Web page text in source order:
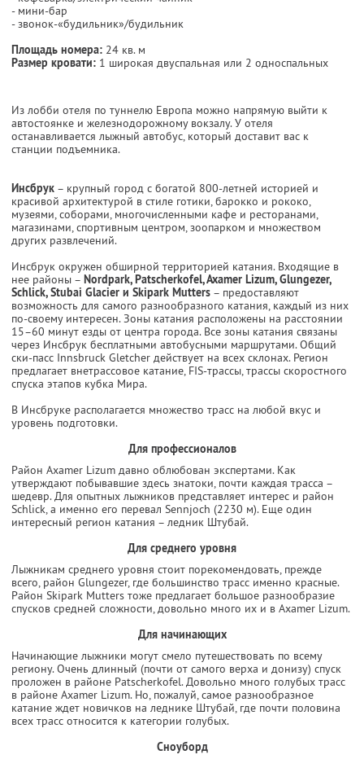
- мини-бар
- звонок-«будильник»/будильник
Площадь номера: 24 кв. м
Размер кровати: 1 широкая двуспальная или 2 односпальных
Из лобби отеля по туннелю Европа можно напрямую выйти к
автостоянке и железнодорожному вокзалу. У отеля
останавливается лыжный автобус, который доставит вас к
станции подъемника.
Инсбрук – крупный город с богатой 800-летней историей и
красивой архитектурой в стиле готики, барокко и рококо,
музеями, соборами, многочисленными кафе и ресторанами,
магазинами, спортивным центром, зоопарком и множеством
других развлечений.
Инсбрук окружен обширной территорией катания. Входящие в
нее районы – Nordpark, Patscherkofel, Axamer Lizum, Glungezer,
Schlick, Stubai Glacier и Skipark Mutters – предоставляют
возможность для самого разнообразного катания, каждый из них
по-своему интересен. Зоны катания расположены на расстоянии
15–60 минут езды от центра города. Все зоны катания связаны
через Инсбрук бесплатными автобусными маршрутами. Общий
ски-пасс Innsbruck Gletcher действует на всех склонах. Регион
предлагает внетрассовое катание, FIS-трассы, трассы скоростного
спуска этапов кубка Мира.
В Инсбруке располагается множество трасс на любой вкус и
уровень подготовки.
Для профессионалов
Район Axamer Lizum давно облюбован экспертами. Как
утверждают побывавшие здесь знатоки, почти каждая трасса –
шедевр. Для опытных лыжников представляет интерес и район
Schlick, а именно его перевал Sennjoch (2230 м). Еще один
интересный регион катания – ледник Штубай.
Для среднего уровня
Лыжникам среднего уровня стоит порекомендовать, прежде
всего, район Glungezer, где большинство трасс именно красные.
Район Skipark Mutters тоже предлагает большое разнообразие
спусков средней сложности, довольно много их и в Axamer Lizum.
Для начинающих
Начинающие лыжники могут смело путешествовать по всему
региону. Очень длинный (почти от самого верха и донизу) спуск
проложен в районе Patscherkofel. Довольно много голубых трасс
в районе Axamer Lizum. Но, пожалуй, самое разнообразное
катание ждет новичков на леднике Штубай, где почти половина
всех трасс относится к категории голубых.
Сноуборд